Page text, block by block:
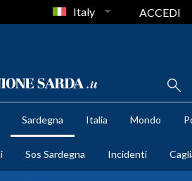
Italy ACCEDI
Sardegna Italia Mondo
Sos Sardegna Incidenti